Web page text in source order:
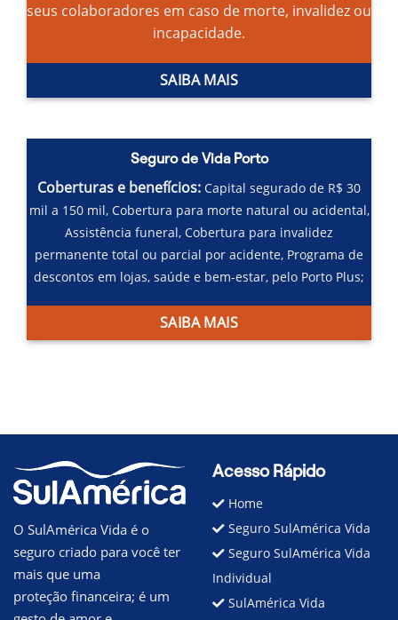
seus colaboradores em caso de morte, invalidez ou
incapacidade.
SAIBA MAIS
Seguro de Vida Porto
Coberturas e benefícios: Capital segurado de R$ 30
mil a 150 mil, Cobertura para morte natural ou acidental,
Assistência funeral,Cobertura para invalidez
permanente total ou parcial por acidente, Programa de
descontos em lojas, saúde e bem-estar, pelo Porto Plus;
SAIBA MAIS
O SulAmérica Vida é o
seguro criado para você ter
mais que uma
proteção financeira; é um
Acesso Rápido
Home
Seguro SulAmérica Vida
Seguro SulAmérica Vida
Individual
SulAmérica Vida